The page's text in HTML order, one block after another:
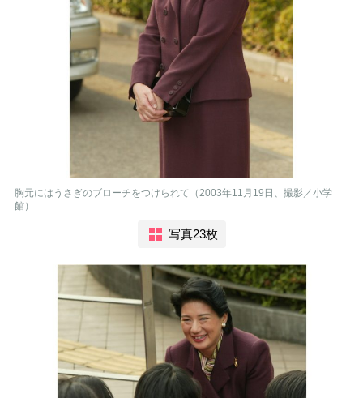
胸元にはうさぎのブローチをつけられて（2003年11月19日、撮影／小学
館）
写真23枚